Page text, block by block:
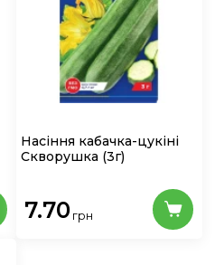
Насіння кабачка-цукіні
Скворушка (3г)
7.70 грн